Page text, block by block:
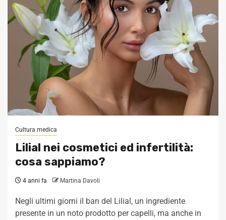
Cultura medica
Lilial nei cosmetici ed infertilità:
cosa sappiamo?
4 anni fa Martina Davoli
Negli ultimi giorni il ban del Lilial, un ingrediente
presente in un noto prodotto per capelli, ma anche in